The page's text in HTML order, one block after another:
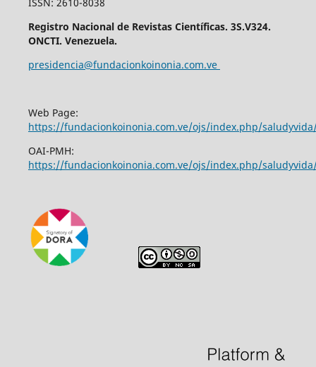
ISSN: 2610-8038
Registro Nacional de Revistas Científicas. 3S.V324.
ONCTI. Venezuela.
presidencia@fundacionkoinonia.com.ve
Web Page:
https://fundacionkoinonia.com.ve/ojs/index.php/
OAI-PMH:
https://fundacionkoinonia.com.ve/ojs/index.php/